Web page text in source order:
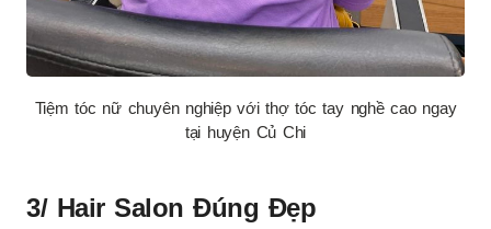
Tiệm tóc nữ chuyên nghiệp với thợ tóc tay nghề cao ngay
tại huyện Củ Chi
3/ Hair Salon Đúng Đẹp